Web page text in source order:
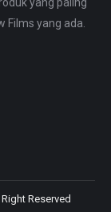
yang paling
Films yang ada.
Reserved